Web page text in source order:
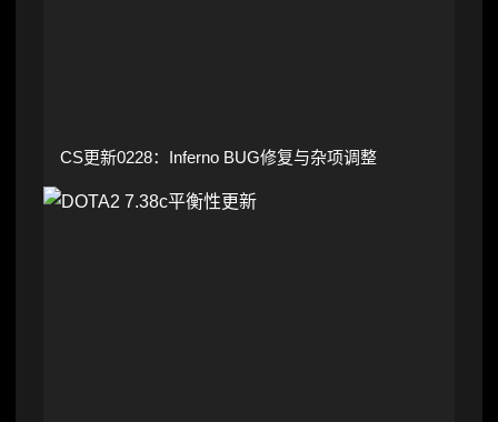
CS更新0228：Inferno BUG修复与杂项调整